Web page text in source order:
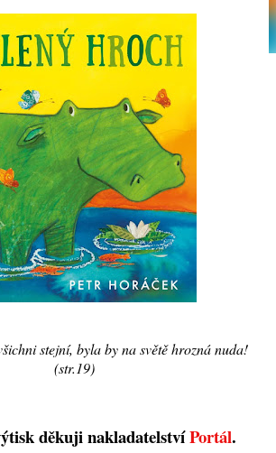
stejní, byla by na světě hrozná nuda!
(str.19)
děkuji nakladatelstvíPortál.